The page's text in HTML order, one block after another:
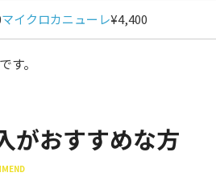
マイクロカニューレ¥4,400
。
がおすすめな方